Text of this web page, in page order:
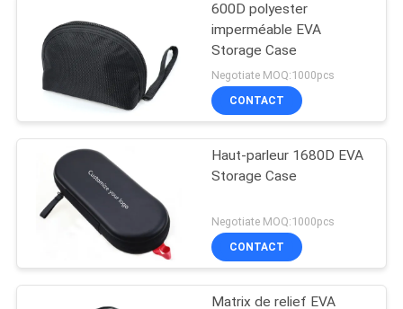
600D polyester
imperméable EVA
Storage Case
Negotiate MOQ:1000pcs
CONTACT
Haut-parleur 1680D EVA
Storage Case
Negotiate MOQ:1000pcs
CONTACT
Matrix de relief EVA